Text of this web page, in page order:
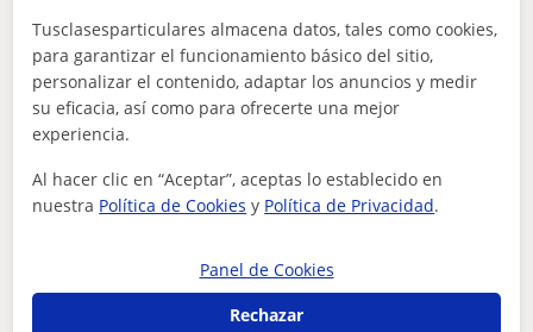
La Malahá, Armilla, Churriana...
Atención a personas dependientes
¿Necesitas ayuda en alguna materia?
Llamame y te ayudaré en lo que necesites
primaria. Se me dan bien el manejo de algunas
asignaturas, y me adapto a todo tipo de se...
Tusclasesparticulares almacena datos, tales como cookies,
para garantizar el funcionamiento básico del sitio,
personalizar el contenido, adaptar los anuncios y medir
su eficacia, así como para ofrecerte una mejor
experiencia.
Al hacer clic en “Aceptar”, aceptas lo establecido en
nuestra Política de Cookies y Política de Privacidad.
Panel de Cookies
Rechazar